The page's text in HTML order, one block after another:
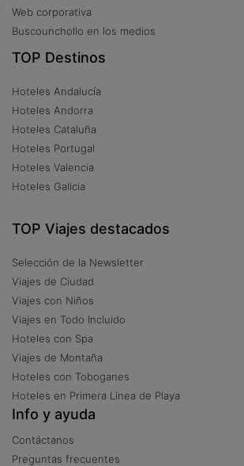
Web corporativa
Buscounchollo en los medios
TOP Destinos
Hoteles Andalucía
Hoteles Andorra
Hoteles Cataluña
Hoteles Portugal
Hoteles Valencia
Hoteles Galicia
TOP Viajes destacados
Selección de la Newsletter
Viajes de Ciudad
Viajes con Niños
Viajes en Todo Incluido
Hoteles con Spa
Viajes de Montaña
Hoteles con Toboganes
Hoteles en Primera Línea de Playa
Info y ayuda
Contáctanos
Preguntas frecuentes